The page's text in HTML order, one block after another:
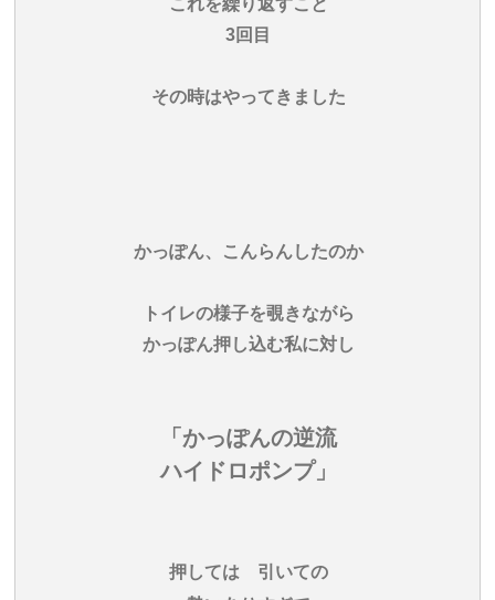
これを繰り返すこと
3回目
その時はやってきました
かっぽん、こんらんしたのか
トイレの様子を覗きながら
かっぽん押し込む私に対し
「かっぽんの逆流
ハイドロポンプ」
押しては 引いての